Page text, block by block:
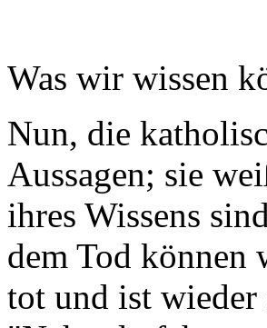
Was wir wissen
Nun, die
Aussagen; sie
ihres Wissens
dem Tod können
tot und ist wieder